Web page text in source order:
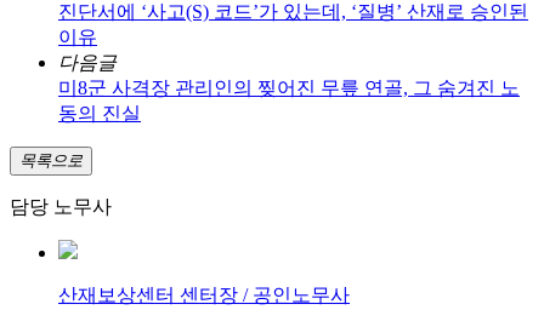
진단서에 ‘사고(S) 코드’가 있는데, ‘질병’ 산재로 승인된
이유
다음글
미8군 사격장 관리인의 찢어진 무릎 연골, 그 숨겨진 노
동의 진실
목록으로
담당 노무사
산재보상센터 센터장 / 공인노무사